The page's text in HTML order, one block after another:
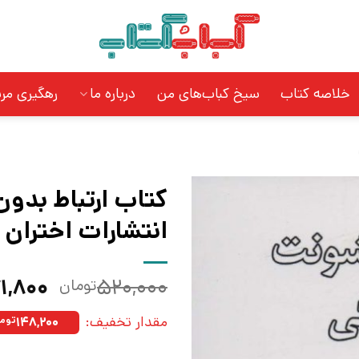
خلاصه کتاب سیخ کباب‌های من درباره ما رهگیری
کتاب ارتباط
انتشارات اختران
۵۲۰,۰۰۰تومان
مقدار تخفیف: ۱۴۸,۲۰۰